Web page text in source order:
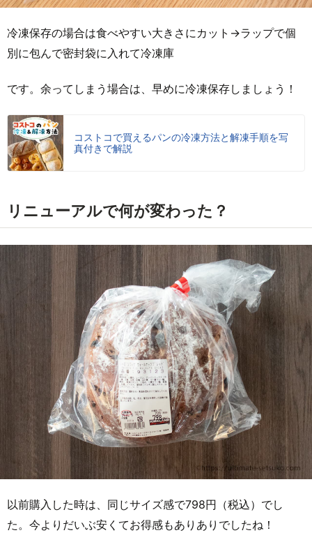
冷凍保存の場合は食べやすい大きさにカット→ラップで個
別に包んで密封袋に入れて冷凍庫
です。余ってしまう場合は、早めに冷凍保存しましょう！
コストコで買えるパンの冷凍方法と解凍手順を写
真付きで解説
リニューアルで何が変わった？
以前購入した時は、同じサイズ感で798円（税込）でし
た。今よりだいぶ安くてお得感もありありでしたね！